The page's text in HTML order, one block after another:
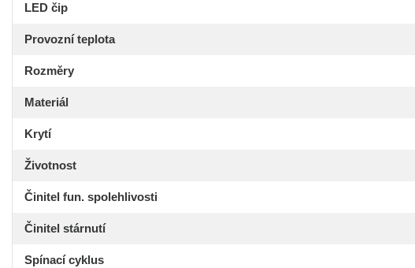
LED čip
Provozní teplota
Rozměry
Materiál
Krytí
Životnost
Činitel fun. spolehlivosti
Činitel stárnutí
Spínací cyklus